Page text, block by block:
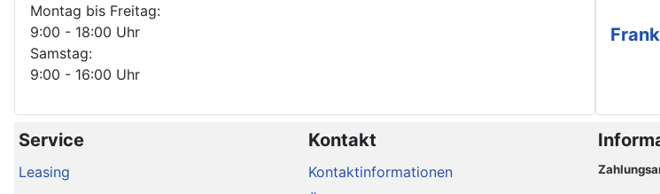
Montag bis Freitag:
9:00 - 18:00 Uhr
Samstag:
9:00 - 16:00 Uhr
Service
Leasing
Kontakt
Kontaktinformationen